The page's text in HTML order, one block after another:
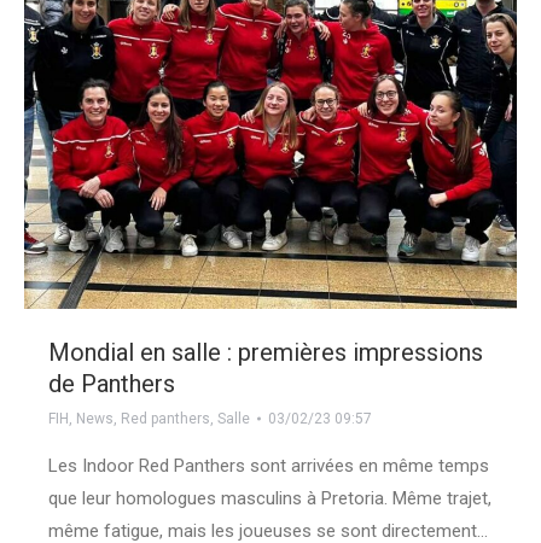
Mondial en salle : premières impressions
de Panthers
FIH , News, Red panthers, Salle 03/02/23 09:57
Les Indoor Red Panthers sont arrivées en même temps
que leur homologues masculins à Pretoria. Même trajet,
même fatigue, mais les joueuses se sont directement…